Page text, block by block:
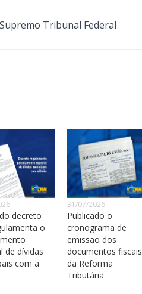
Tribunal Federal
decreto
o
de dívidas
com a
31/07/2026
Publicado o
cronograma de
emissão dos
documentos fiscais
da Reforma
Tributária